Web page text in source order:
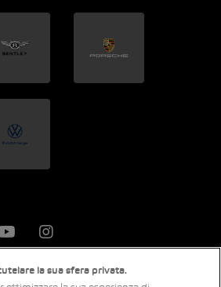
YouTubeInstagram
la sua sfera privata.